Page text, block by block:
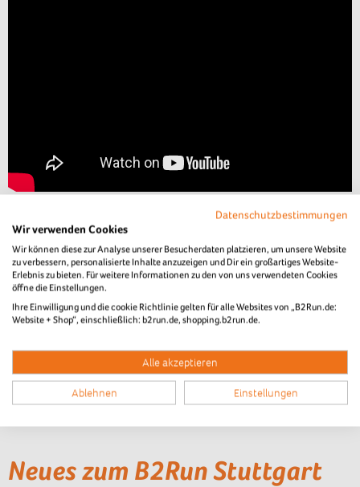
Neues zum B2Run Stuttgart
Datenschutzbestimmungen
Wir verwenden Cookies
Wir können diese zur Analyse unserer Besucherdaten platzieren, um unsere Website
zu verbessern, personalisierte Inhalte anzuzeigen und Dir ein großartiges Website-
Erlebnis zu bieten. Für weitere Informationen zu den von uns verwendeten Cookies
öffne die Einstellungen.
Ihre Einwilligung und die cookie Richtlinie gelten für alle Websites von „B2Run.de:
Website + Shop“, einschließlich: b2run.de, shopping.b2run.de.
Alle akzeptieren
Ablehnen Einstellungen